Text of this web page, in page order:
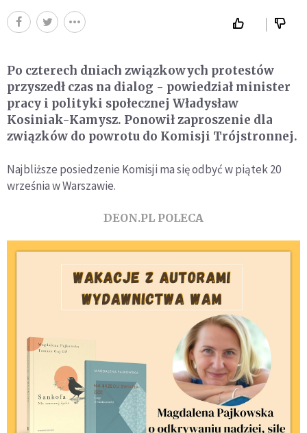
Po czterech dniach związkowych protestów
przyszedł czas na dialog - powiedział minister
pracy i polityki społecznej Władysław
Kosiniak-Kamysz. Ponowił zaproszenie dla
związków do powrotu do Komisji Trójstronnej.
Najbliższe posiedzenie Komisji ma się odbyć w piątek 20
września w Warszawie.
DEON.PL POLECA